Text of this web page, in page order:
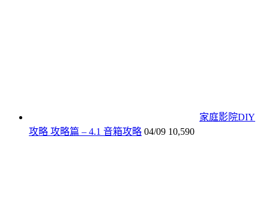
家庭影院DIY
攻略 攻略篇 – 4.1 音箱攻略 04/09 10,590